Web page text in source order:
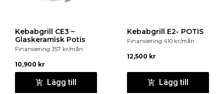
Vikt : 85 kg
Temperatur : +2°C till +10°C
El anslutning : 230V/1F+N/50-60Hz
Ineffekt markvärde : 295 W
Kebabgrill CE3 –
Glaskeramisk Potis
Finansiering 357 kr/mån
10,900 kr
Lägg till
Kebabgrill E2- POTIS
Finansiering 410 kr/mån
12,500 kr
Lägg till